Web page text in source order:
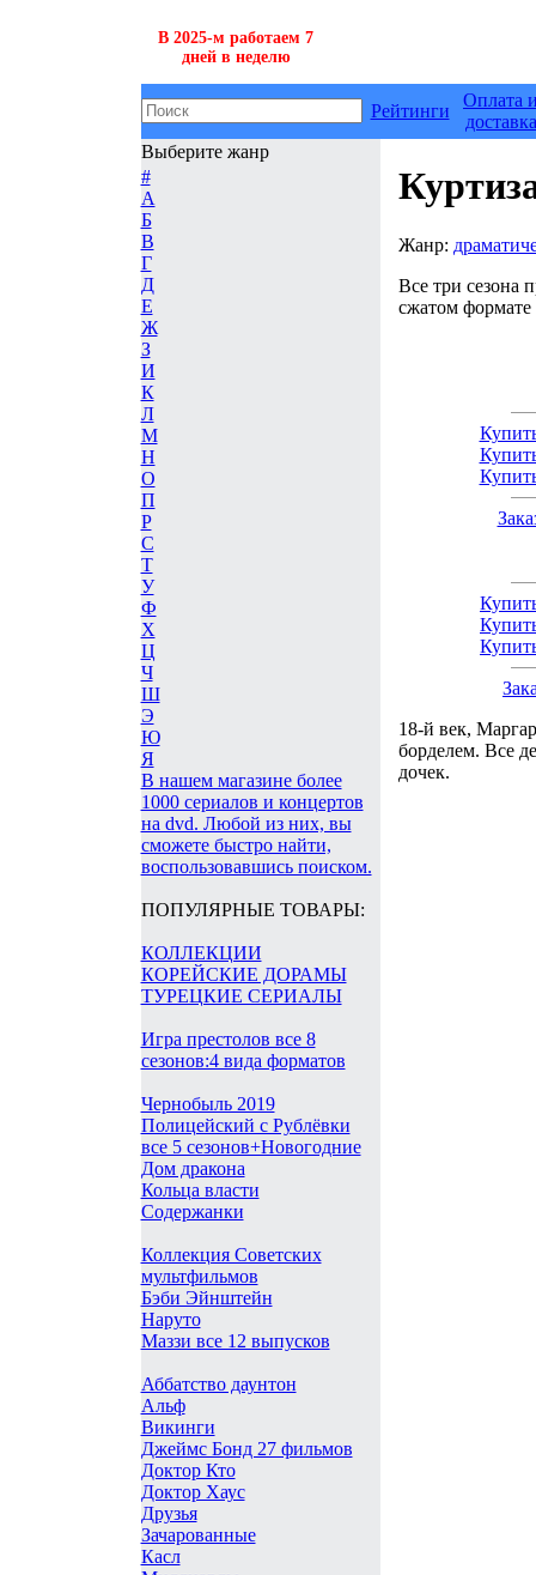
В 2025-м работаем 7
дней в неделю
Рейтинги
Оплата
доставка
Выберите жанр
#
А
Б
В
Г
Д
Е
Ж
З
И
К
Л
М
Н
О
П
Р
С
Т
У
Ф
Х
Ц
Ч
Ш
Э
Ю
Я
В нашем магазине более
1000 сериалов и концертов
на dvd. Любой из них, вы
сможете быстро найти,
воспользовавшись поиском.
ПОПУЛЯРНЫЕ ТОВАРЫ:
КОЛЛЕКЦИИ
КОРЕЙСКИЕ ДОРАМЫ
ТУРЕЦКИЕ СЕРИАЛЫ
Игра престолов все 8
сезонов:4 вида форматов
Чернобыль 2019
Полицейский с Рублёвки
все 5 сезонов+Новогодние
Дом дракона
Кольца власти
Содержанки
Коллекция Советских
мультфильмов
Бэби Эйнштейн
Наруто
Маззи все 12 выпусков
Аббатство даунтон
Альф
Викинги
Джеймс Бонд 27 фильмов
Доктор Кто
Доктор Хаус
Друзья
Зачарованные
Касл
Жанр:
Все три сезона
сжатом формате
18-й век,
борделем. Все
дочек.